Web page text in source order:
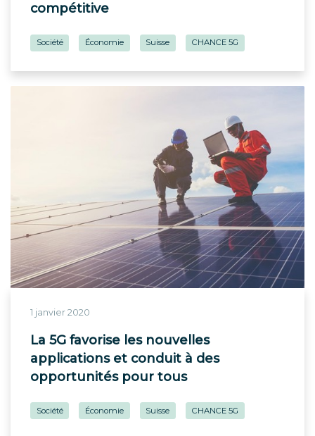
compétitive
Société Économie Suisse CHANCE 5G
1 janvier 2020
La 5G favorise les nouvelles
applications et conduit à des
opportunités pour tous
Société Économie Suisse CHANCE 5G